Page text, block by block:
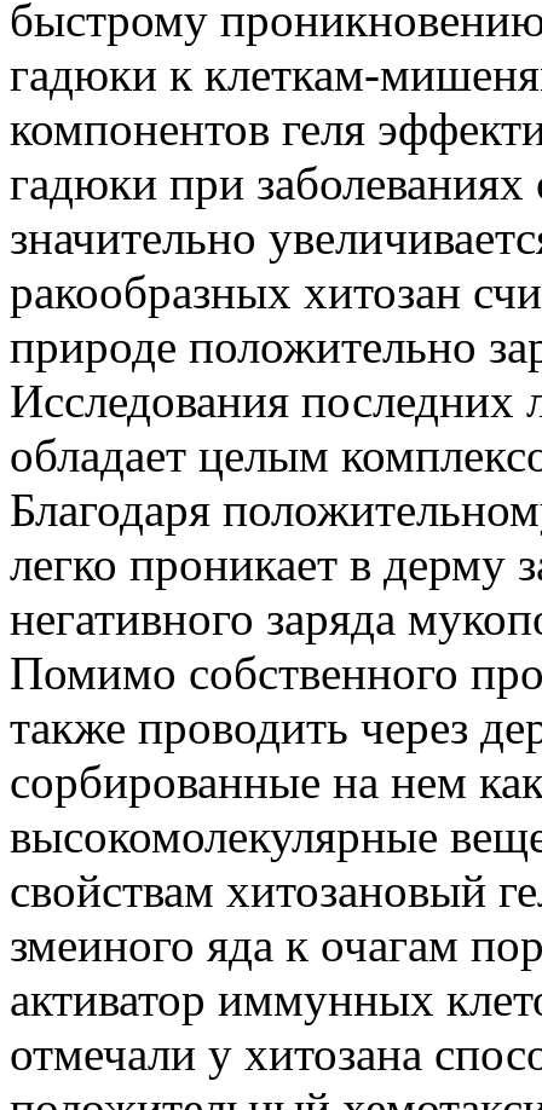
быстрому
гадюки к клеткам-
компонентов геля
гадюки при заболеваниях
значительно
ракообразных хитозан
природе положительно
Исследования последних
обладает целым
Благодаря
легко проникает в дерму
негативного заряда
Помимо собственного
также проводить через
сорбированные на нем
высокомолекулярные
свойствам хитозановый
змеиного яда к очагам
активатор иммунных
отмечали у хитозана